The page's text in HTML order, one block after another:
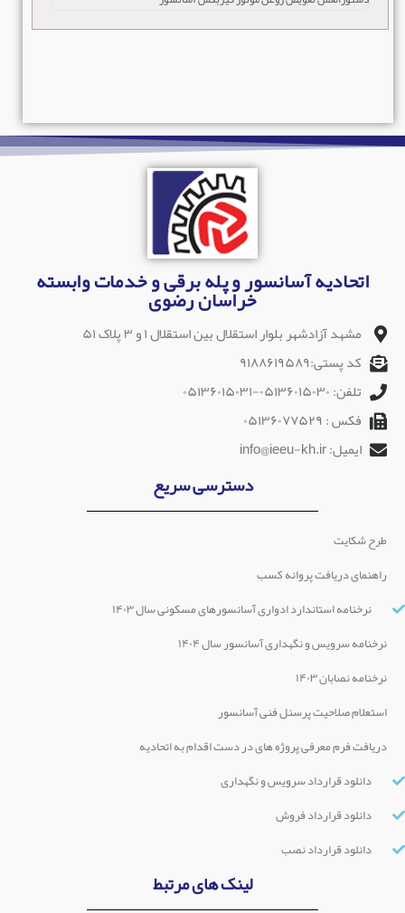
اتحادیه آسانسور و پله برقی و خدمات وابسته
خراسان رضوی
مشهد آزادشهر بلوار استقلال بین استقلال ۱ و ۳ پلاک ۵۱
کد پستی:۹۱۸۸۶۱۹۵۸۹
تلفن: ۰۵۱۳۶۰۱۵۰۳۰-۰۵۱۳۶۰۱۵۰۳۱
فکس : ۰۵۱۳۶۰۷۷۵۲۹
ایمیل: info@ieeu-kh.ir
دسترسی سریع
طرح شکایت
راهنمای دریافت پروانه کسب
نرخنامه استاندارد ادواری آسانسورهای مسکونی سال ۱۴۰۳
نرخنامه سرویس و نگهداری آسانسور سال ۱۴۰۴
نرخنامه نصابان ۱۴۰۳
استعلام صلاحیت پرسنل فنی آسانسور
دریافت فرم معرفی پروژه های در دست اقدام به اتحادیه
دانلود قرارداد سرویس و نگهداری
دانلود قرارداد فروش
دانلود قرارداد نصب
لینک های مرتبط